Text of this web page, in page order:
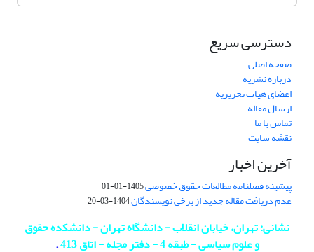
دسترسی سریع
صفحه اصلی
درباره نشریه
اعضای هیات تحریریه
ارسال مقاله
تماس با ما
نقشه سایت
آخرین اخبار
پیشینه فصلنامه مطالعات حقوق خصوصی1405-01-01
عدم دریافت مقاله جدید از برخی نویسندگان1404-03-20
نشانی: تهران، خیابان انقلاب - دانشگاه تهران - دانشکده حقوق
و علوم سیاسی - طبقه 4 - دفتر مجله - اتاق 413
.